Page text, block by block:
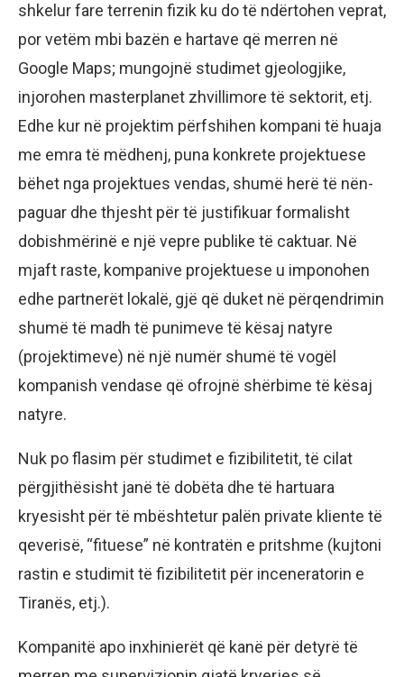
shkelur fare terrenin fizik ku do të ndërtohen veprat,
por vetëm mbi bazën e hartave që merren në
Google Maps; mungojnë studimet gjeologjike,
injorohen masterplanet zhvillimore të sektorit, etj.
Edhe kur në projektim përfshihen kompani të huaja
me emra të mëdhenj, puna konkrete projektuese
bëhet nga projektues vendas, shumë herë të nën-
paguar dhe thjesht për të justifikuar formalisht
dobishmërinë e një vepre publike të caktuar. Në
mjaft raste, kompanive projektuese u imponohen
edhe partnerët lokalë, gjë që duket në përqendrimin
shumë të madh të punimeve të kësaj natyre
(projektimeve) në një numër shumë të vogël
kompanish vendase që ofrojnë shërbime të kësaj
natyre.
Nuk po flasim për studimet e fizibilitetit, të cilat
përgjithësisht janë të dobëta dhe të hartuara
kryesisht për të mbështetur palën private kliente të
qeverisë, “fituese” në kontratën e pritshme (kujtoni
rastin e studimit të fizibilitetit për inceneratorin e
Tiranës, etj.).
Kompanitë apo inxhinierët që kanë për detyrë të